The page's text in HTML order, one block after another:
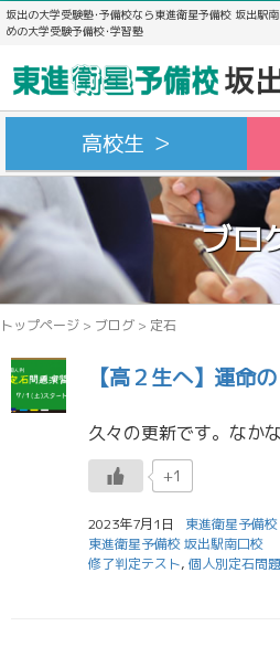
坂出の大学受験塾･予備校なら東進衛星予備校 坂出駅
めの大学受験予備校･学習塾
高校生 ＞
ブロ
トップページ > ブログ > 定石
【高２生へ】運命
+1
2023年7月1日
東進衛星予備
東進衛星予備校 坂出駅南口校
修了判定テスト, 個人別定石問